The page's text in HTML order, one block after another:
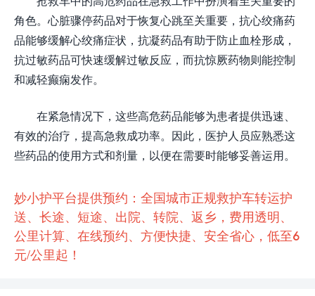
角色。心脏骤停药品对于恢复心跳至关重要，抗心绞痛药
品能够缓解心绞痛症状，抗凝药品有助于防止血栓形成，
抗过敏药品可快速缓解过敏反应，而抗惊厥药物则能控制
和减轻癫痫发作。
在紧急情况下，这些高危药品能够为患者提供迅速、
有效的治疗，提高急救成功率。因此，医护人员应熟悉这
些药品的使用方式和剂量，以便在需要时能够妥善运用。
妙小护平台提供预约：全国城市正规救护车转运护
送、长途、短途、出院、转院、返乡，费用透明、
公里计算、在线预约、方便快捷、安全省心，低至6
元/公里起！